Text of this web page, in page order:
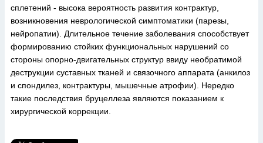
сплетений - высока вероятность развития контрактур,
возникновения неврологической симптоматики (парезы,
нейропатии). Длительное течение заболевания способствует
формированию стойких функциональных нарушений со
стороны опорно-двигательных структур ввиду необратимой
деструкции суставных тканей и связочного аппарата (анкилоз
и спондилез, контрактуры, мышечные атрофии). Нередко
такие последствия бруцеллеза являются показанием к
хирургической коррекции.